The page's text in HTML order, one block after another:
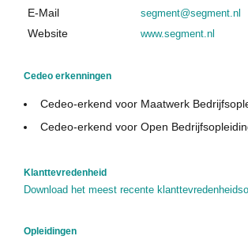
E-Mail
segment@segment.nl
Website
www.segment.nl
Cedeo erkenningen
Cedeo-erkend voor Maatwerk
Cedeo-erkend voor Open
Klanttevredenheid
Download het meest recente
Opleidingen